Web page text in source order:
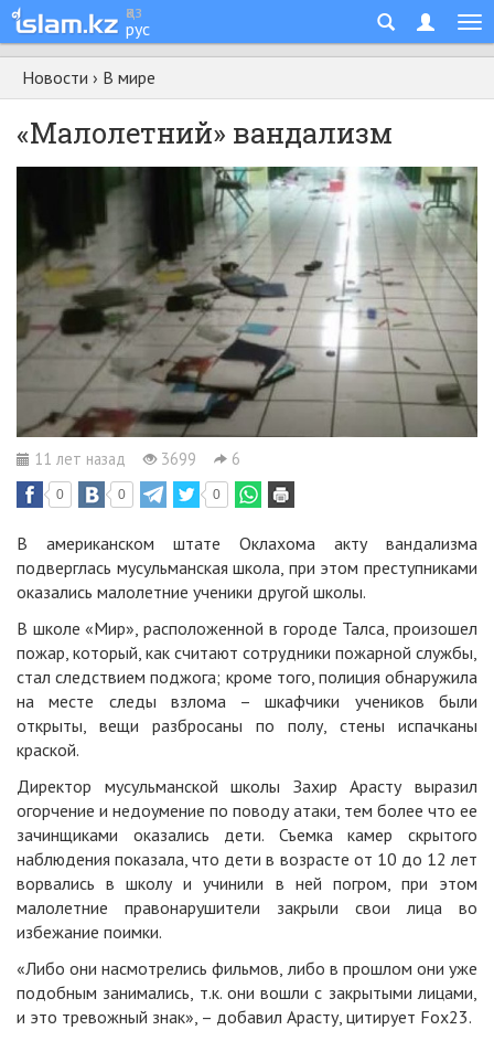
қаз
рус
Новости › В мире
«Малолетний» вандализм
11 лет назад 3699 6
0 0 0
В американском штате Оклахома акту вандализма
подверглась мусульманская школа, при этом преступниками
оказались малолетние ученики другой школы.
В школе «Мир», расположенной в городе Талса, произошел
пожар, который, как считают сотрудники пожарной службы,
стал следствием поджога; кроме того, полиция обнаружила
на месте следы взлома – шкафчики учеников были
открыты, вещи разбросаны по полу, стены испачканы
краской.
Директор мусульманской школы Захир Арасту выразил
огорчение и недоумение по поводу атаки, тем более что ее
зачинщиками оказались дети. Съемка камер скрытого
наблюдения показала, что дети в возрасте от 10 до 12 лет
ворвались в школу и учинили в ней погром, при этом
малолетние правонарушители закрыли свои лица во
избежание поимки.
«Либо они насмотрелись фильмов, либо в прошлом они уже
подобным занимались, т.к. они вошли с закрытыми лицами,
и это тревожный знак», – добавил Арасту, цитирует Fox23.